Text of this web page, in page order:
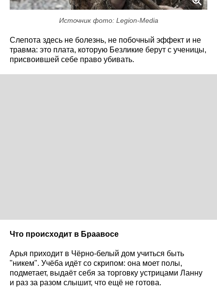
Источник фото: Legion-Media
Слепота здесь не болезнь, не побочный эффект и не
травма: это плата, которую Безликие берут с ученицы,
присвоившей себе право убивать.
Что происходит в Браавосе
Арья приходит в Чёрно-белый дом учиться быть
"никем". Учёба идёт со скрипом: она моет полы,
подметает, выдаёт себя за торговку устрицами Ланну
и раз за разом слышит, что ещё не готова.